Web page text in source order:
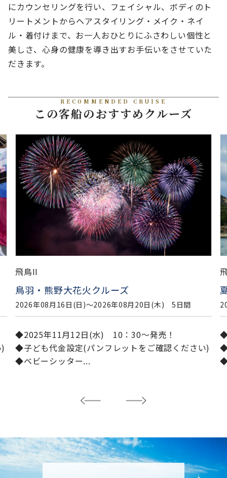
にカウンセリングを行い、フェイシャル、ボディのト
リートメントからヘアスタイリング・メイク・ネイ
ル・着付けまで、お一人おひとりにふさわしい個性と
美しさ、心身の健康を導き出すお手伝いをさせていた
だきます。
RECOMMENDED CRUISE
この客船のおすすめクルーズ
飛鳥II
夏休み 岩国・しまなみ探訪クルーズ
2026年08月20日(木)〜2026年08月25日(火) 6日間
◆2025年11月12日(水) 10：30～発売！
◆子ども代金設定(パンフレットをご確認ください)
◆ベビーシッター...
◆